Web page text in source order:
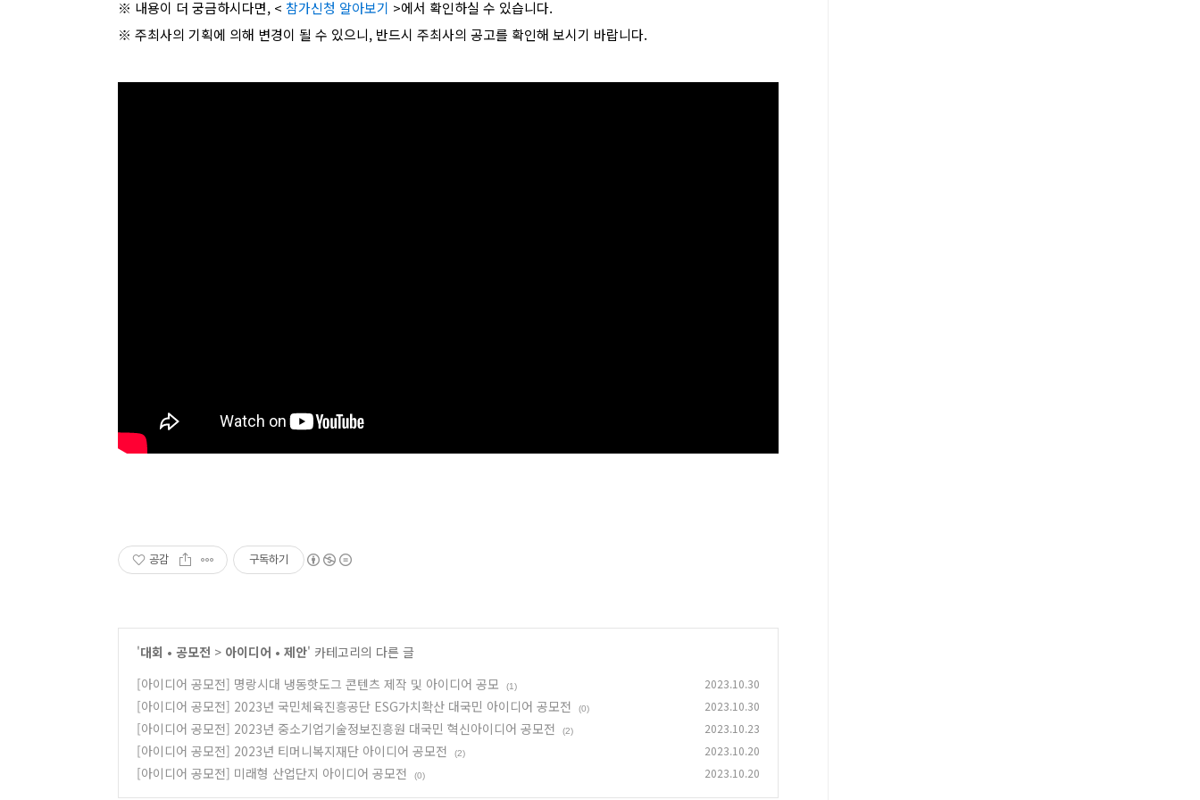
※ 내용이 더 궁금하시다면, < 참가신청 알아보기 >에서 확인하실 수 있습니다.
※ 주최사의 기획에 의해 변경이 될 수 있으니, 반드시 주최사의 공고를 확인해 보시기 바랍니다.
공감 구독하기
'대회 • 공모전 > 아이디어 • 제안' 카테고리의 다른 글
[아이디어 공모전] 명랑시대 냉동핫도그 콘텐츠 제작 및 아이디어 공모
(1) 2023.10.30
[아이디어 공모전] 2023년 국민체육진흥공단 ESG가치확산 대국민 아이디어 공모전 (0) 2023.10.30
[아이디어 공모전] 2023년 중소기업기술정보진흥원 대국민 혁신아이디어 공모전 (2) 2023.10.23
[아이디어 공모전] 2023년 티머니복지재단 아이디어 공모전 (2) 2023.10.20
[아이디어 공모전] 미래형 산업단지 아이디어 공모전 (0) 2023.10.20